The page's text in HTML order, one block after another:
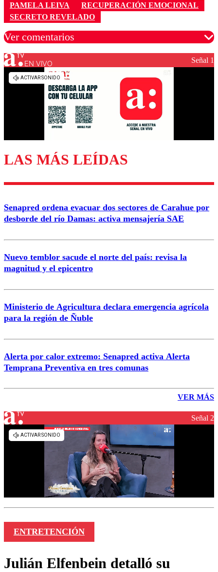
PAMELA LEIVA
RECUPERACIÓN EMOCIONAL
SECRETO REVELADO
Ver comentarios
Los comentarios son moderados para garantizar un
diálogo respetuoso.
Enviar comentario
EN VIVO Señal 1
LAS MÁS LEÍDAS
Senapred ordena evacuar dos sectores de Carahue por
desborde del río Damas: activa mensajería SAE
Nuevo temblor sacude el norte del país: revisa la
magnitud y el epicentro
Ministerio de Agricultura declara emergencia agrícola
para la región de Ñuble
Alerta por calor extremo: Senapred activa Alerta
Temprana Preventiva en tres comunas
VER MÁS
Señal 2
ENTRETENCIÓN
Julián Elfenbein detalló su